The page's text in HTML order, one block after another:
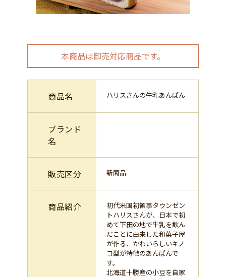
本商品は卸売対応商品です。
商品名 ハリスさんの牛乳あんぱん
ブランド
名
販売区分 新商品
商品紹介
初代米国初領事タウンゼン
トハリスさんが、日本で初
めて下田の地で牛乳を飲ん
だことに由来した和菓子屋
が作る、かわいらしいキノ
コ型が特徴のあんぱんで
す。
北海道十勝産の小豆を自家